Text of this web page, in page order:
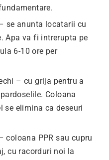
se anunta locatarii cu
Apa va fi intrerupta pe
6-10 ore per
– cu grija pentru a
Coloana
se elimina ca deseuri
coloana PPR sau cupru
cu racorduri noi la